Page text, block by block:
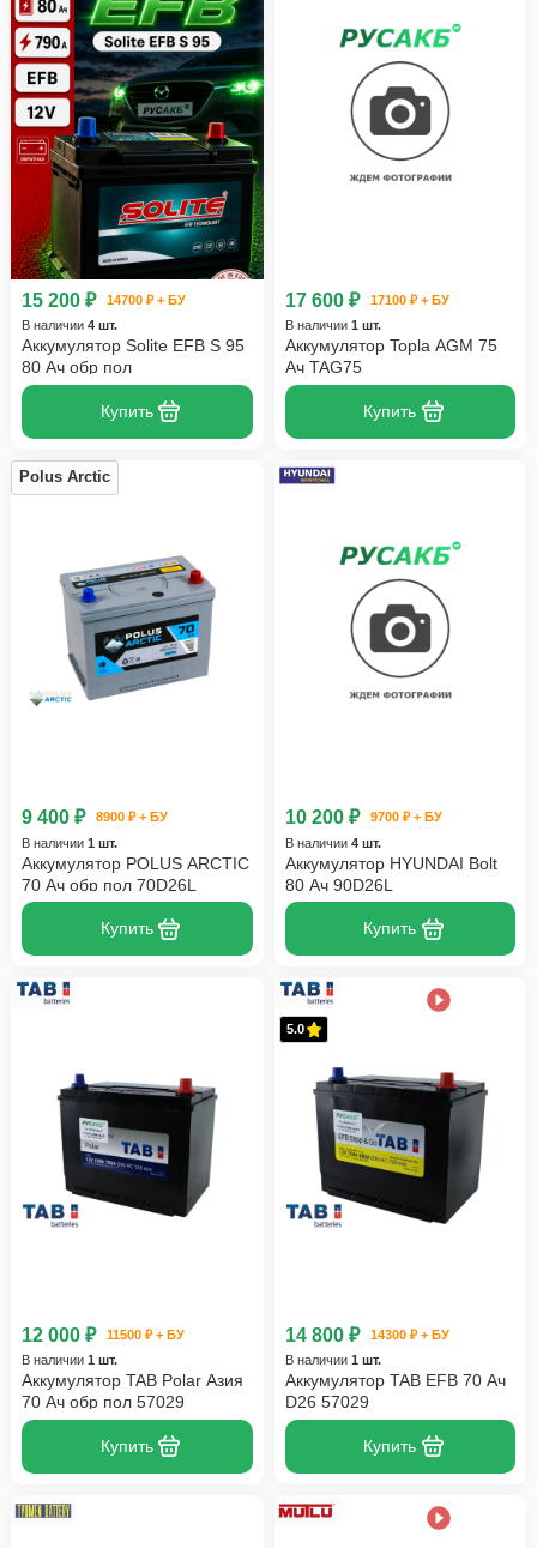
15 200 ₽
14700 ₽ + БУ
В наличии 4 шт.
Аккумулятор Solite EFB S 95
80 Ач обр пол
Купить
17 600 ₽
17100 ₽ + БУ
В наличии 1 шт.
Аккумулятор Topla AGM 75
Ач TAG75
Купить
Polus Arctic
9 400 ₽
8900 ₽ + БУ
В наличии 1 шт.
Аккумулятор POLUS ARCTIC
70 Ач обр пол 70D26L
Купить
10 200 ₽
9700 ₽ + БУ
В наличии 4 шт.
Аккумулятор HYUNDAI Bolt
80 Ач 90D26L
Купить
12 000 ₽
11500 ₽ + БУ
В наличии 1 шт.
Аккумулятор TAB Polar Азия
70 Ач обр пол 57029
Купить
5.0
14 800 ₽
14300 ₽ + БУ
В наличии 1 шт.
Аккумулятор TAB EFB 70 Ач
D26 57029
Купить